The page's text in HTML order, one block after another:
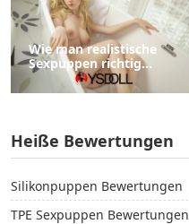
Wie man realistische
Sexpuppen richtig
aufbewahrt
Heiße Bewertungen
Silikonpuppen Bewertungen
TPE Sexpuppen Bewertungen